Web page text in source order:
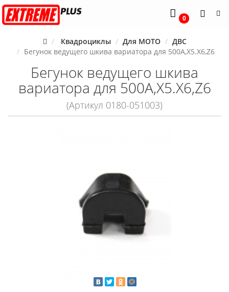
0
Квадроциклы Для MOTO
ДВС
Бегунок ведущего шкива вариатора для 500A,X5.X6,Z6
Бегунок ведущего шкива
вариатора для 500A,X5.X6,Z6
(Артикул 0180-051003)